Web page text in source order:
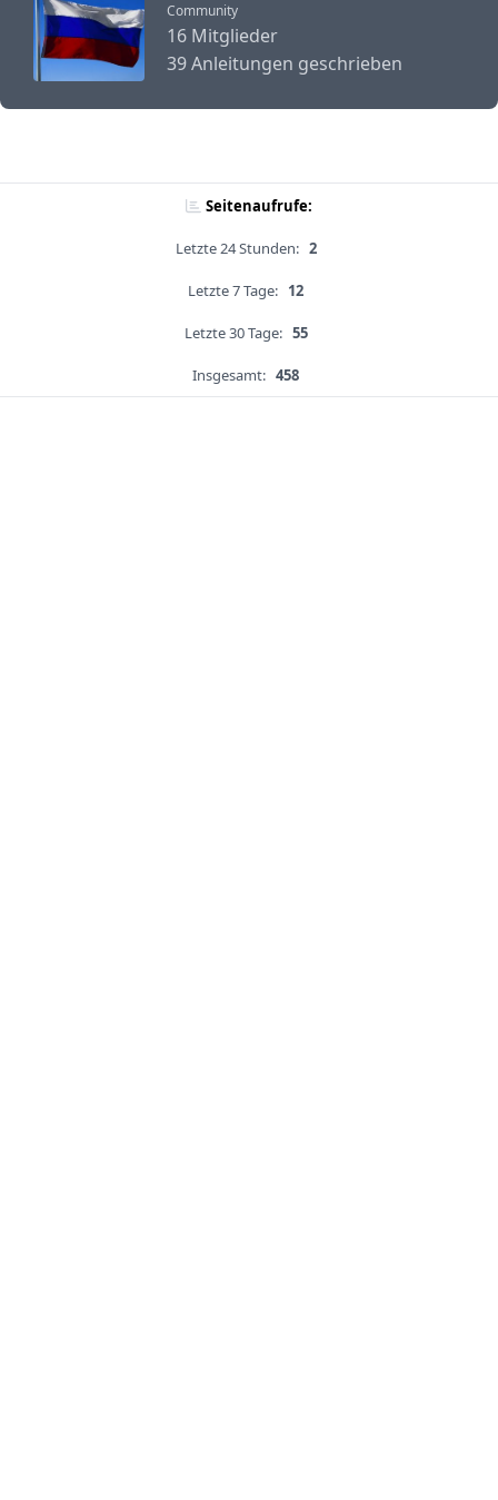
Community
16 Mitglieder
39 Anleitungen geschrieben
Seitenaufrufe:
Letzte 24 Stunden: 2
Letzte 7 Tage: 12
Letzte 30 Tage: 55
Insgesamt: 458